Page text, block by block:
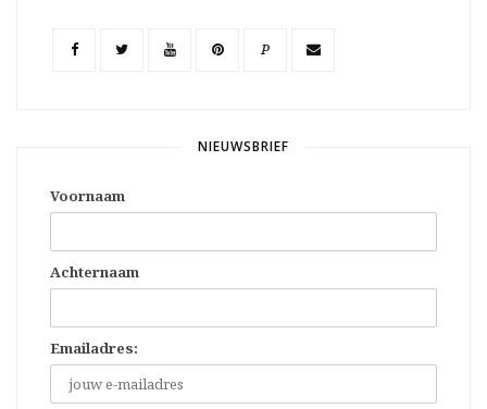
P
NIEUWSBRIEF
Voornaam
Achternaam
Emailadres: